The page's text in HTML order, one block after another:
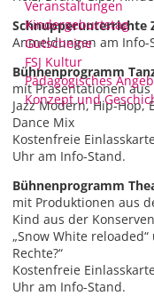
Veranstaltungen
Kindergeburtstag
Gutscheine
FSJ Kultur
Pädagogisches
Konzept und
Schnupperunterrichte
Anmeldungen am Info-
Bühnenprogramm
mit Präsentationen
Jazz Modern, Hip-Hop,
Dance Mix
Kostenfreie
Uhr am Info-Stand.
Bühnenprogramm
mit Produktionen aus
Kind aus der
„Snow White
Rechte?“
Kostenfreie
Uhr am Info-Stand.